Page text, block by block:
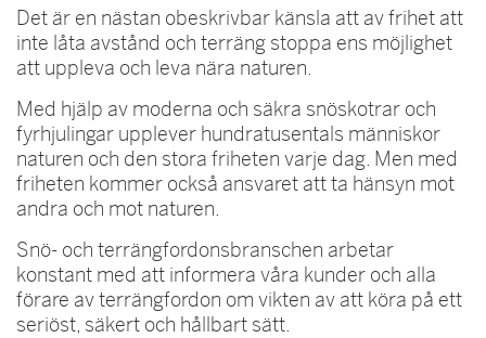
Det är en nästan obeskrivbar känsla att av frihet att
inte låta avstånd och terräng stoppa ens möjlighet
att uppleva och leva nära naturen.
Med hjälp av moderna och säkra snöskotrar och
fyrhjulingar upplever hundratusentals människor
naturen och den stora friheten varje dag. Men med
friheten kommer också ansvaret att ta hänsyn mot
andra och mot naturen.
Snö- och terrängfordonsbranschen arbetar
konstant med att informera våra kunder och alla
förare av terrängfordon om vikten av att köra på ett
seriöst, säkert och hållbart sätt.